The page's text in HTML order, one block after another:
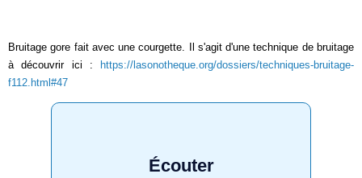
Bruitage gore fait avec une courgette. Il s'agit d'une technique de bruitage
à découvrir ici :
https://lasonotheque.org/dossiers/techniques-bruitage-
f112.html#47
Écouter